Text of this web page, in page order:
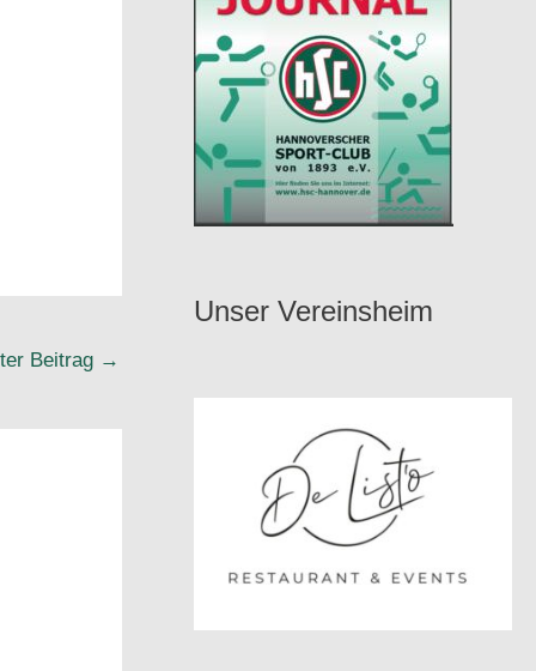
Beitrag →
Unser Vereinsheim